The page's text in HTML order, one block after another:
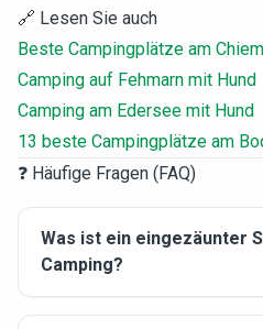
🔗 Lesen Sie auch
Beste Campingplätze am
Camping auf Fehmarn mit Hund
Camping am Edersee mit Hund
13 beste Campingplätze am
❓ Häufige Fragen (FAQ)
Was ist ein eingezäunter
Camping?